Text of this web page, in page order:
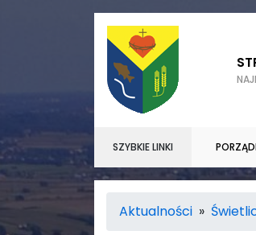
SZYBKIE LINKI
Aktualności »